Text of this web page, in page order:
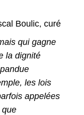
Boulic, curé
qui gagne
la dignité
les lois
appelées
que